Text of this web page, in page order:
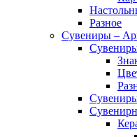
Разное
Сувениры –